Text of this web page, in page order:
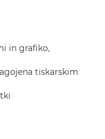
in grafiko,
tiskarskim